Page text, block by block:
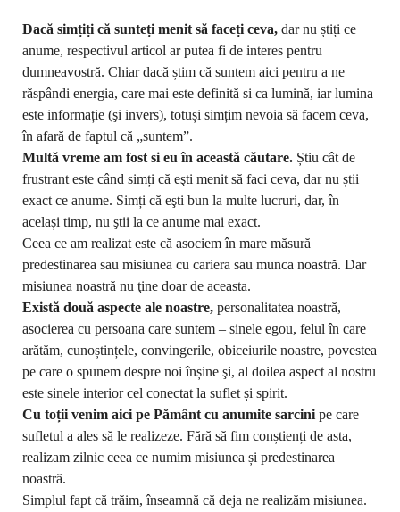
Dacă simțiți că sunteți menit să faceți ceva, dar nu știți ce
anume, respectivul articol ar putea fi de interes pentru
dumneavostră. Chiar dacă știm că suntem aici pentru a ne
răspândi energia, care mai este definită si ca lumină, iar lumina
este informație (şi invers), totuși simțim nevoia să facem ceva,
în afară de faptul că „suntem”.
Multă vreme am fost si eu în această căutare. Știu cât de
frustrant este când simți că eşti menit să faci ceva, dar nu știi
exact ce anume. Simți că eşti bun la multe lucruri, dar, în
același timp, nu ştii la ce anume mai exact.
Ceea ce am realizat este că asociem în mare măsură
predestinarea sau misiunea cu cariera sau munca noastră. Dar
misiunea noastră nu ţine doar de aceasta.
Există două aspecte ale noastre, personalitatea noastră,
asocierea cu persoana care suntem – sinele egou, felul în care
arătăm, cunoștințele, convingerile, obiceiurile noastre, povestea
pe care o spunem despre noi înșine şi, al doilea aspect al nostru
este sinele interior cel conectat la suflet și spirit.
Cu toții venim aici pe Pământ cu anumite sarcini pe care
sufletul a ales să le realizeze. Fără să fim conștienți de asta,
realizam zilnic ceea ce numim misiunea și predestinarea
noastră.
Simplul fapt că trăim, înseamnă că deja ne realizăm misiunea.